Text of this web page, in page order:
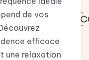
de vos
efficace
une relaxation